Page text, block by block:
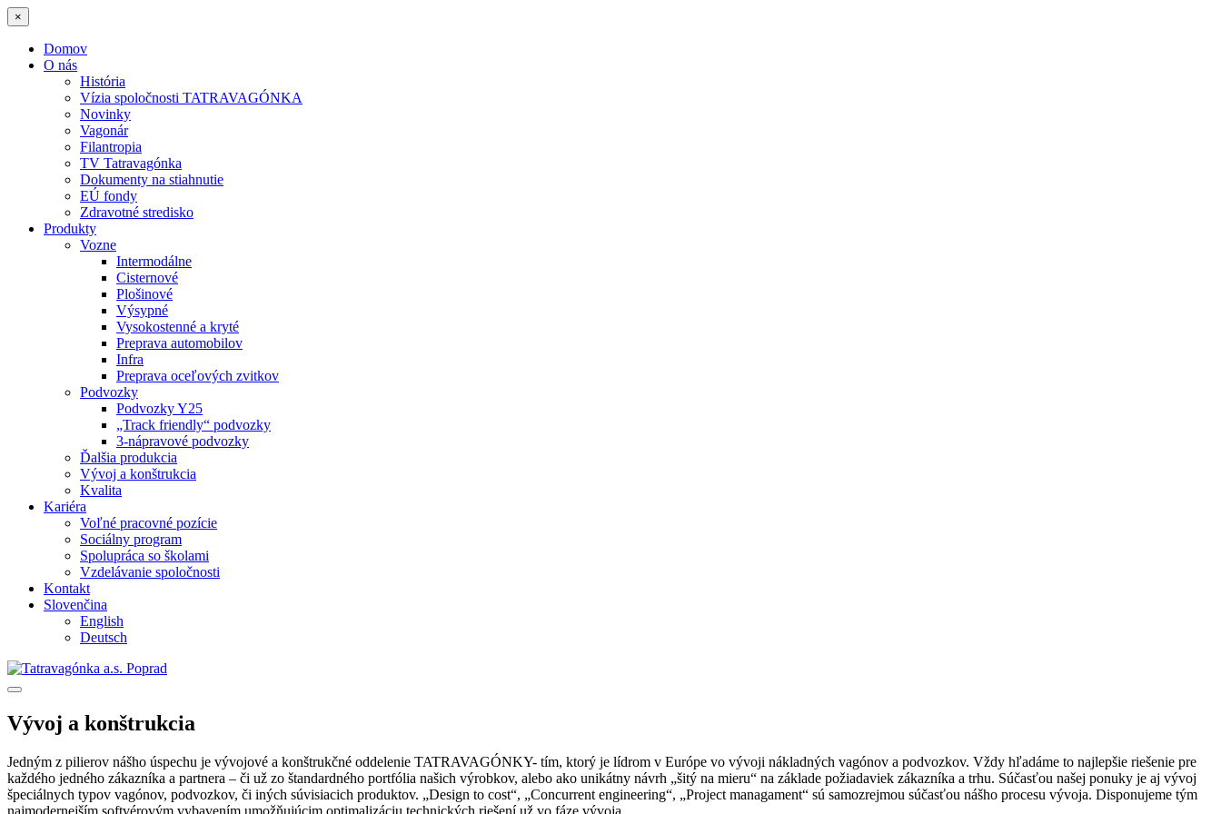
×
Domov
O nás
História
Vízia spoločnosti TATRAVAGÓNKA
Novinky
Vagonár
Filantropia
TV Tatravagónka
Dokumenty na stiahnutie
EÚ fondy
Zdravotné stredisko
Produkty
Vozne
Intermodálne
Cisternové
Plošinové
Výsypné
Vysokostenné a kryté
Preprava automobilov
Infra
Preprava oceľových zvitkov
Podvozky
Podvozky Y25
„Track friendly“ podvozky
3-nápravové podvozky
Ďalšia produkcia
Vývoj a konštrukcia
Kvalita
Kariéra
Voľné pracovné pozície
Sociálny program
Spolupráca so školami
Vzdelávanie spoločnosti
Kontakt
Slovenčina
English
Deutsch
Vývoj a konštrukcia
Jedným z pilierov nášho úspechu je vývojové a konštrukčné oddelenie TATRAVAGÓNKY- tím, ktorý je lídrom v Európe vo vývoji nákladných vagónov a podvozkov. Vždy hľadáme to najlepšie riešenie pre
každého jedného zákazníka a partnera – či už zo štandardného portfólia našich výrobkov, alebo ako unikátny návrh „šitý na mieru“ na základe požiadaviek zákazníka a trhu. Súčasťou našej ponuky je aj vývoj
špeciálnych typov vagónov, podvozkov, či iných súvisiacich produktov. „Design to cost“, „Concurrent engineering“, „Project managament“ sú samozrejmou súčasťou nášho procesu vývoja. Disponujeme tým
najmodernejším softvérovým vybavením umožňujúcim optimalizáciu technických riešení už vo fáze vývoja.